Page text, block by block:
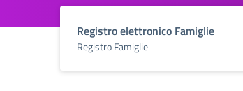
Registro elettronico Famiglie
Registro Famiglie